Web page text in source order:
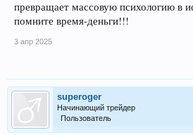
превращает массовую психологию в
помните время-деньги!!!
3 апр 2025
superoger
Начинающий трейдер
Пользователь